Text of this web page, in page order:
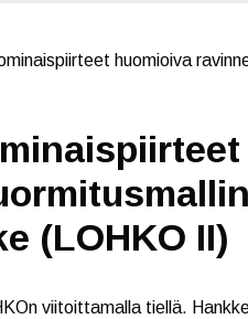
huomioiva
(LOHKO II)
viitoittamalla tiellä.